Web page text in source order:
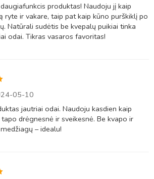
produktas! Naudoju jį kaip
ryte ir vakare, taip pat kaip kūno purškiklį po
Natūrali sudėtis be kvepalų puikiai tinka
odai. Tikras vasaros favoritas!
05-10
jautriai odai. Naudoju kasdien kaip
drėgnesnė ir sveikesnė. Be kvapo ir
– idealu!